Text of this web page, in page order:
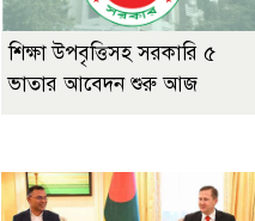
শিক্ষা উপবৃত্তিসহ সরকারি ৫
ভাতার আবেদন শুরু আজ